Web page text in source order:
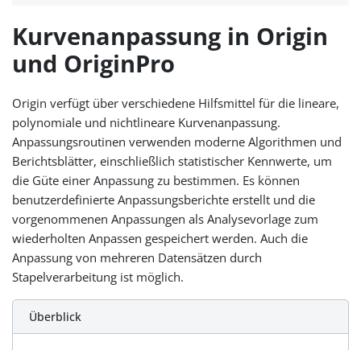
Kurvenanpassung in Origin
und OriginPro
Origin verfügt über verschiedene Hilfsmittel für die lineare,
polynomiale und nichtlineare Kurvenanpassung.
Anpassungsroutinen verwenden moderne Algorithmen und
Berichtsblätter, einschließlich statistischer Kennwerte, um
die Güte einer Anpassung zu bestimmen. Es können
benutzerdefinierte Anpassungsberichte erstellt und die
vorgenommenen Anpassungen als Analysevorlage zum
wiederholten Anpassen gespeichert werden. Auch die
Anpassung von mehreren Datensätzen durch
Stapelverarbeitung ist möglich.
Überblick